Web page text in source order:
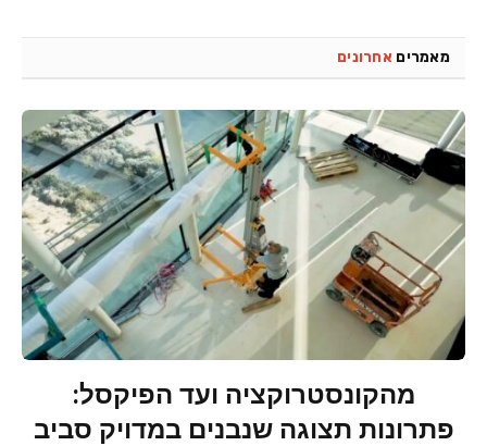
מאמרים אחרונים
מהקונסטרוקציה ועד הפיקסל:
פתרונות תצוגה שנבנים במדויק סביב